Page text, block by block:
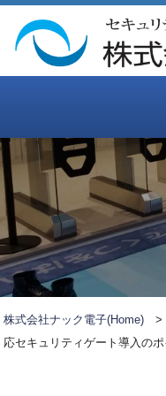
株式会社ナック電子(Home)
応セキュリティゲート導入のポ